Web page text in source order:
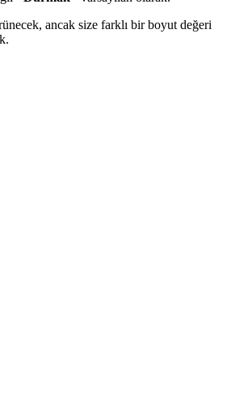
ancak size farklı bir boyut değeri